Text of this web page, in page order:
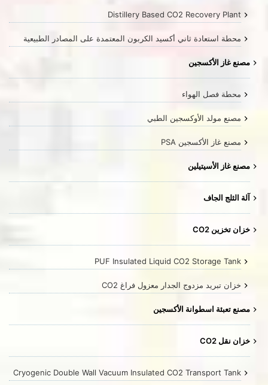
Distillery Based CO2 Recovery Plant
محطة استعادة ثاني أكسيد الكربون المعتمدة على المصادر الطبيعية
مصنع غاز الأكسجين
محطة فصل الهواء
مصنع مولد الأوكسجين الطبي
مصنع غاز الأكسجين PSA
مصنع غاز الأسيتيلين
آلة الثلج الجاف
خزان تخزين CO2
PUF Insulated Liquid CO2 Storage Tank
خزان تبريد مزدوج الجدار معزول فراغ CO2
مصنع تعبئة اسطوانة الأكسجين
خزان نقل CO2
Cryogenic Double Wall Vacuum Insulated CO2 Transport Tank